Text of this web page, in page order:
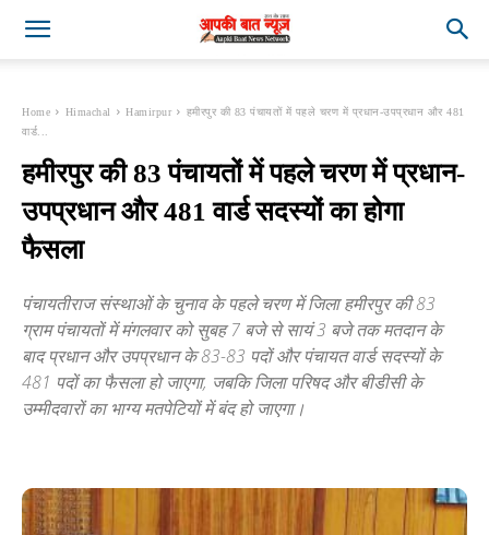
Home Himachal Hamirpur
हमीरपुर की 83 पंचायतों में पहले चरण में प्रधान-उपप्रधान और 481
वार्ड...
हमीरपुर की 83 पंचायतों में पहले चरण में प्रधान-
उपप्रधान और 481 वार्ड सदस्यों का होगा
फैसला
पंचायतीराज संस्थाओं के चुनाव के पहले चरण में जिला हमीरपुर की 83
ग्राम पंचायतों में मंगलवार को सुबह 7 बजे से सायं 3 बजे तक मतदान के
बाद प्रधान और उपप्रधान के 83-83 पदों और पंचायत वार्ड सदस्यों के
481 पदों का फैसला हो जाएगा, जबकि जिला परिषद और बीडीसी के
उम्मीदवारों का भाग्य मतपेटियों में बंद हो जाएगा।